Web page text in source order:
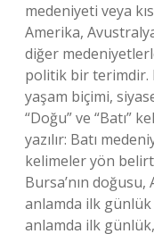
medeniyeti veya
Amerika,
diğer
politik bir terimdir.
yaşam biçimi,
“Doğu” ve “Batı”
yazılır: Batı
kelimeler yön
Bursa’nın doğusu,
anlamda ilk günlük
anlamda ilk